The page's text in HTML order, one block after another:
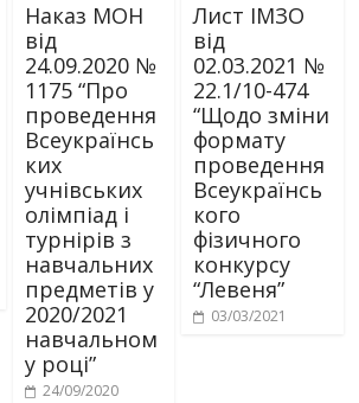
Наказ МОН
від
24.09.2020 №
1175 “Про
проведення
Всеукраїнсь
ких
учнівських
олімпіад і
турнірів з
навчальних
предметів у
2020/2021
навчальном
у році”
24/09/2020
Лист ІМЗО
від
02.03.2021 №
22.1/10-474
“Щодо зміни
формату
проведення
Всеукраїнсь
кого
фізичного
конкурсу
“Левеня”
03/03/2021